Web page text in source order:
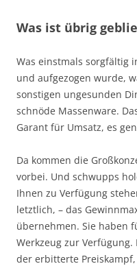
Was ist übrig
Was einstmals sorgfältig
und aufgezogen wurde,
sonstigen ungesunden
schnöde Massenware.
Garant für Umsatz, es
Da kommen die
vorbei. Und schwupps
Ihnen zu Verfügung
letztlich, – das
übernehmen. Sie haben
Werkzeug zur
der erbitterte